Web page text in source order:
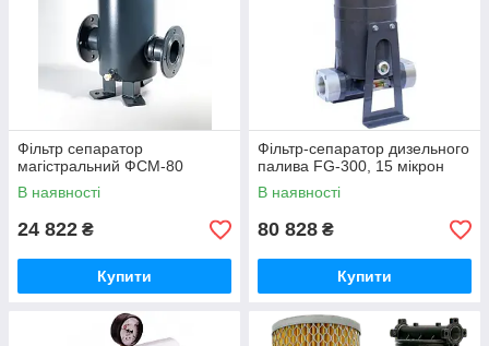
Фільтр сепаратор
магістральний ФСМ-80
В наявності
24 822 ₴
Купити
Фільтр-сепаратор дизельного
палива FG-300, 15 мікрон
В наявності
80 828 ₴
Купити